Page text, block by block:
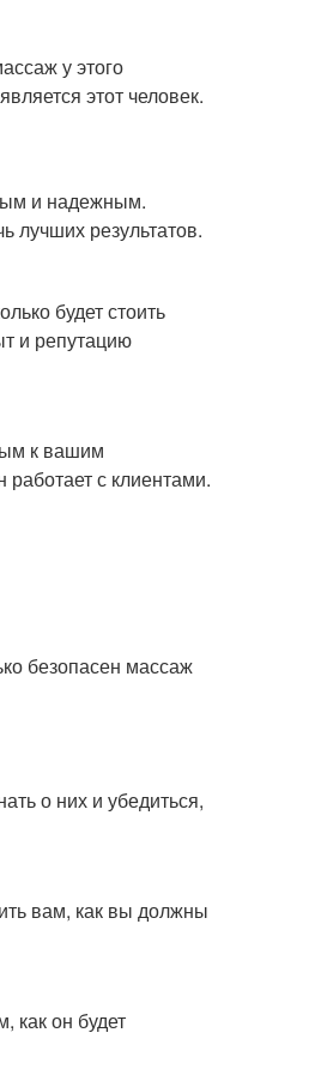
у этого
этот человек.
и надежным.
лучших результатов.
будет стоить
и репутацию
к вашим
работает с клиентами.
безопасен массаж
о них и убедиться,
вам, как вы должны
как он будет